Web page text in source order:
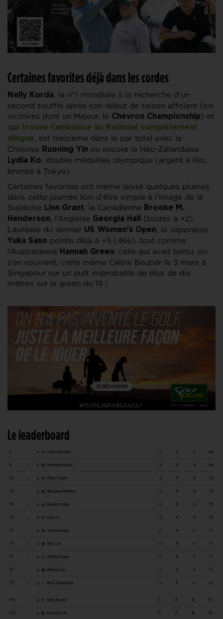
Certaines favorites déjà dans les cordes
Nelly Korda, la n°1 mondiale à la recherche d’un
second souffle après son début de saison affolant (six
victoires dont un Majeur, le Chevron Championship) et
qui trouve l’ambiance au National complètement
dingue, est treizième dans le par total avec la
Chinoise Ruoning Yin ou encore la Néo-Zélandaise
Lydia Ko, double médaillée olympique (argent à Rio,
bronze à Tokyo).
Certaines favorites ont même laissé quelques plumes
dans cette journée loin d’être simple à l’image de la
Suédoise Linn Grant, la Canadienne Brooke M.
Henderson, l’Anglaise Georgia Hall
(toutes à +2).
Lauréate du dernier US Women’s Open, la Japonaise
Yuka Saso pointe déjà à +5 (46e), tout comme
l’Australienne Hannah Green, celle qui avait battu, on
s’en souvient, cette même Céline Boutier le 3 mars à
Singapour sur un putt improbable de plus de dix
mètres sur le green du 18 !
Le leaderboard